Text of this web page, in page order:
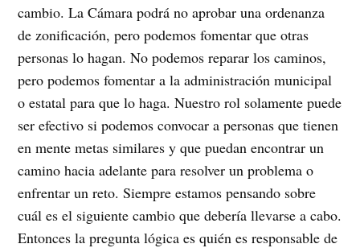
cambio. La Cámara podrá no aprobar una ordenanza
de zonificación, pero podemos fomentar que otras
personas lo hagan. No podemos reparar los caminos,
pero podemos fomentar a la administración municipal
o estatal para que lo haga. Nuestro rol solamente puede
ser efectivo si podemos convocar a personas que tienen
en mente metas similares y que puedan encontrar un
camino hacia adelante para resolver un problema o
enfrentar un reto. Siempre estamos pensando sobre
cuál es el siguiente cambio que debería llevarse a cabo.
Entonces la pregunta lógica es quién es responsable de